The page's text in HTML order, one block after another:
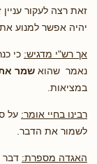
זאת רצה לעקור
יהיה אפשר למנוע
אך רש"י מדגיש: כי
נאמר שהוא שמר
במציאות.
רבינו בחיי אומר: על
לשמור את הדבר.
האגדה מספרת: דבר